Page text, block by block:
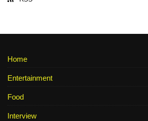
Home
Entertainment
Food
Interview